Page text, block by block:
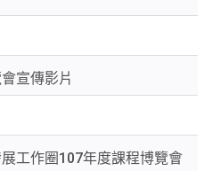
宣傳影片
工作圈107年度課程博覽會